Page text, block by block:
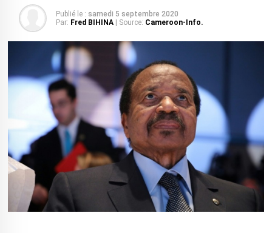
Publié le : samedi 5 septembre 2020
Par: Fred BIHINA | Source: Cameroon-Info.